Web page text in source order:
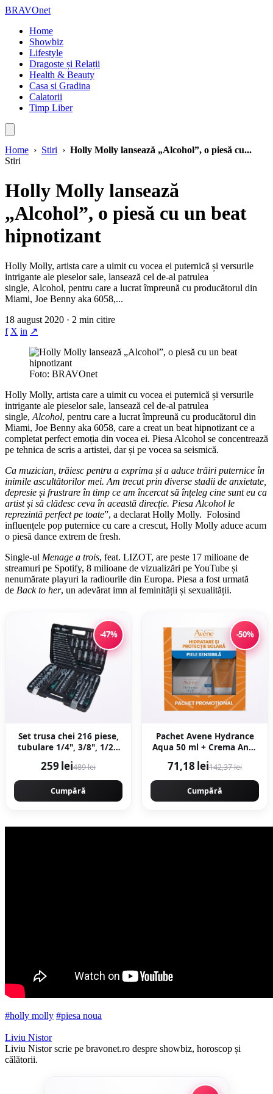
BRAVOnet
Home
Showbiz
Lifestyle
Dragoste și Relații
Health & Beauty
Casa si Gradina
Calatorii
Timp Liber
Home › Stiri › Holly Molly lansează „Alcohol”, o piesă cu...
Stiri
Holly Molly lansează
„Alcohol”, o piesă cu un beat
hipnotizant
Holly Molly, artista care a uimit cu vocea ei puternică și versurile
intrigante ale pieselor sale, lansează cel de-al patrulea
single, Alcohol, pentru care a lucrat împreună cu producătorul din
Miami, Joe Benny aka 6058,...
18 august 2020 · 2 min citire
f X in ↗
Foto: BRAVOnet
Holly Molly, artista care a uimit cu vocea ei puternică și versurile
intrigante ale pieselor sale, lansează cel de-al patrulea
single, Alcohol, pentru care a lucrat împreună cu producătorul din
Miami, Joe Benny aka 6058, care a creat un beat hipnotizant ce a
completat perfect emoția din vocea ei. Piesa Alcohol se concentrează
pe tehnica de scris a artistei, dar și pe vocea sa seismică.
Ca muzician, trăiesc pentru a exprima și a aduce trăiri puternice în
inimile ascultătorilor mei. Am trecut prin diverse stadii de anxietate,
depresie și frustrare în timp ce am încercat să înțeleg cine sunt eu ca
artist și să clădesc ceva în această direcție. Piesa Alcohol le
reprezintă perfect pe toate”, a declarat Holly Molly. Folosind
influențele pop puternice cu care a crescut, Holly Molly aduce acum
o piesă dance extrem de fresh.
Single-ul Menage a trois, feat. LIZOT, are peste 17 milioane de
streamuri pe Spotify, 8 milioane de vizualizări pe YouTube și
nenumărate playuri la radiourile din Europa. Piesa a fost urmată
de Back to her, un adevărat imn al feminității și sexualității.
-47%
Set trusa chei 216 piese,
tubulare 1/4", 3/8", 1/2",
Campion CMP1646
259 lei489 lei
Cumpără
-50%
Pachet Avene Hydrance
Aqua 50 ml + Crema Anti-
Hidratare si protectie
zilnica
71,18 lei142,37 lei
Cumpără
#holly molly #piesa noua
Liviu Nistor
Liviu Nistor scrie pe bravonet.ro despre showbiz, horoscop și
călătorii.